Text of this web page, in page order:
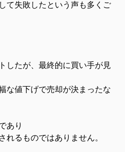
て失敗したという声も多くご
したが、最終的に買い手が見
な値下げで売却が決まったな
あり
れるものではありません。